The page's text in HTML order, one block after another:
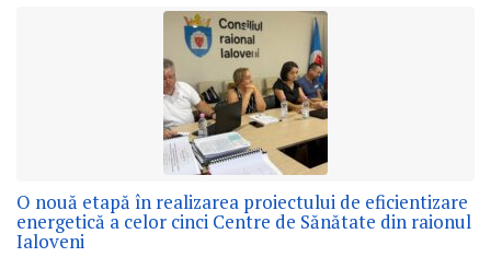
O nouă etapă în realizarea proiectului de eficientizare
energetică a celor cinci Centre de Sănătate din raionul
Ialoveni